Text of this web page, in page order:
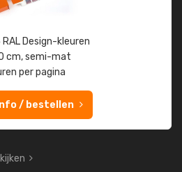
RAL Design-kleuren
cm, semi-mat
per pagina
/ bestellen